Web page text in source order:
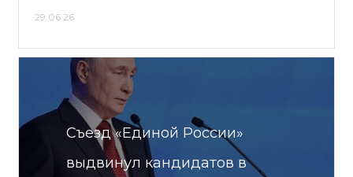
29.06.26
Съезд «Единой России»
выдвинул кандидатов в